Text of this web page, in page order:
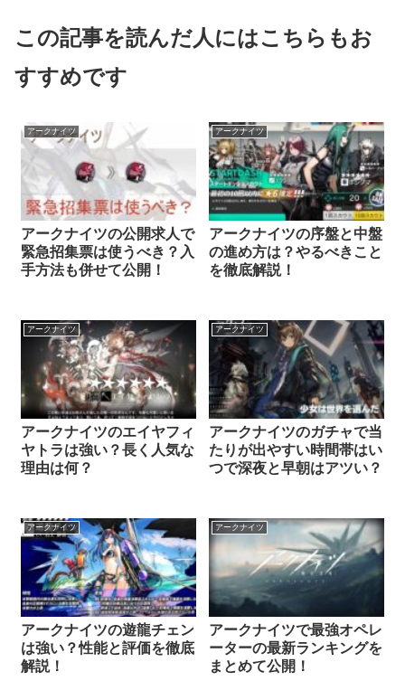
この記事を読んだ人にはこちらもお
すすめです
アークナイツ
アークナイツの公開求人で
緊急招集票は使うべき？入
手方法も併せて公開！
アークナイツ
アークナイツの序盤と中盤
の進め方は？やるべきこと
を徹底解説！
アークナイツ
アークナイツのエイヤフィ
ヤトラは強い？長く人気な
理由は何？
アークナイツ
アークナイツのガチャで当
たりが出やすい時間帯はい
つで深夜と早朝はアツい？
アークナイツ
アークナイツの遊龍チェン
は強い？性能と評価を徹底
解説！
アークナイツ
アークナイツで最強オペレ
ーターの最新ランキングを
まとめて公開！